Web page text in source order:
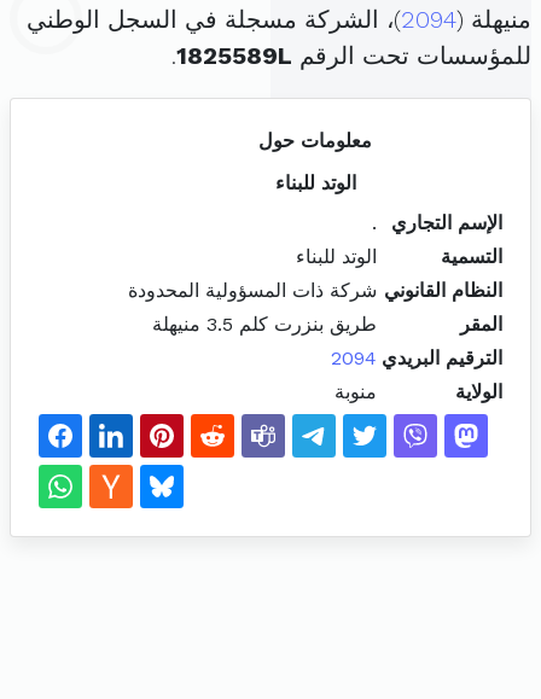
منيهلة (2094)، الشركة مسجلة في السجل الوطني
للمؤسسات تحت الرقم 1825589L
.
معلومات حول
الوتد للبناء
الإسم التجاري
.
التسمية
الوتد للبناء
النظام القانوني شركة ذات المسؤولية المحدودة
المقر
طريق بنزرت كلم 3.5 منيهلة
الترقيم البريدي 2094
الولاية
منوبة